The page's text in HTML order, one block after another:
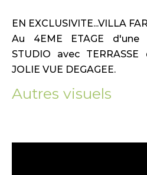
EN EXCLUSIVITE...VILLA
Au 4EME ETAGE d'une
STUDIO avec
JOLIE VUE DEGAGEE.
Autres visuels